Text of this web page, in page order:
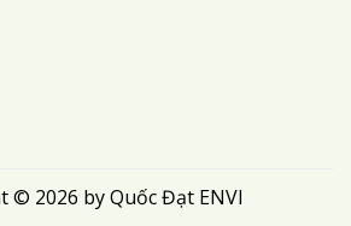
© 2026 by Quốc Đạt ENVI